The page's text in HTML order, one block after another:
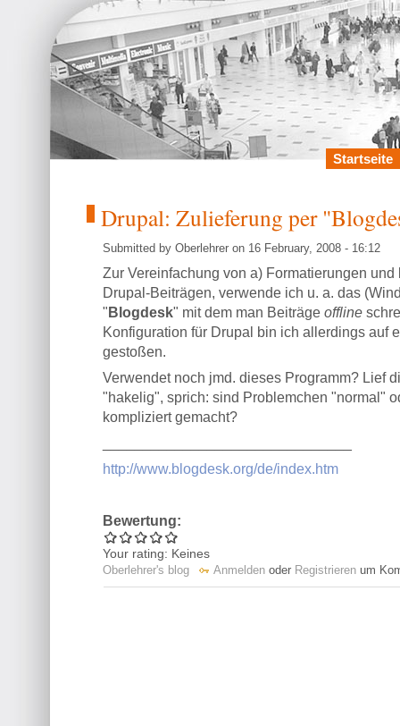
Startseite
Drupal: Zulieferung per
Submitted by Oberlehrer on 16 February, 2008 - 16:12
Zur Vereinfachung von a) Formatierungen
Drupal-Beiträgen, verwende ich u. a. das
"Blogdesk" mit dem man Beiträgeoffline
Konfiguration für Drupal bin ich allerdings auf
gestoßen.
Verwendet noch jmd. dieses Programm? Lief
"hakelig", sprich: sind Problemchen "normal"
kompliziert gemacht?
http://www.blogdesk.org/de/index.htm
Bewertung:
Your rating: Keines
Oberlehrer's blog Anmelden oder Registrieren um